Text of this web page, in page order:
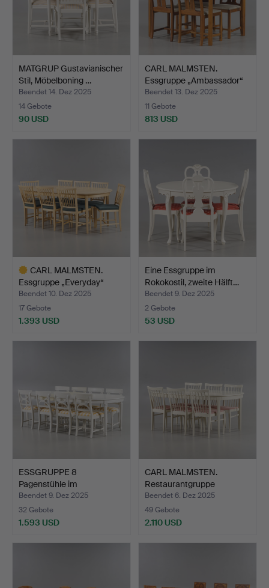
MATGRUP Gustavianischer
Stil, Möbelboning …
Beendet 14. Dez 2025
14 Gebote
90 USD
CARL MALMSTEN.
Essgruppe „Ambassador“
Waln…
Beendet 13. Dez 2025
11 Gebote
813 USD
CARL MALMSTEN.
Essgruppe „Everyday“
Björk,…
Beendet 10. Dez 2025
17 Gebote
1.393 USD
Eine Essgruppe im
Rokokostil, zweite Hälft…
Beendet 9. Dez 2025
2 Gebote
53 USD
ESSGRUPPE 8
Pagenstühle im
gustavianischen…
Beendet 9. Dez 2025
32 Gebote
1.593 USD
CARL MALMSTEN.
Restaurantgruppe
„Herrgårde…
Beendet 6. Dez 2025
49 Gebote
2.110 USD